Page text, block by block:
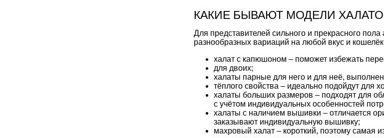
КАКИЕ БЫВАЮТ МОДЕЛИ
Для представителей сильного и прекрасного
разнообразных вариаций на любой вкус и
халат с капюшоном – поможет избежать
для двоих;
халаты парные для него и для неё,
тёплого свойства – идеально подойдут для
халаты больших размеров – подходят для
с учётом индивидуальных особенностей
халаты с наличием вышивки – отличается
заказывают индивидуальную вышивку;
махровый халат – короткий, поэтому самая